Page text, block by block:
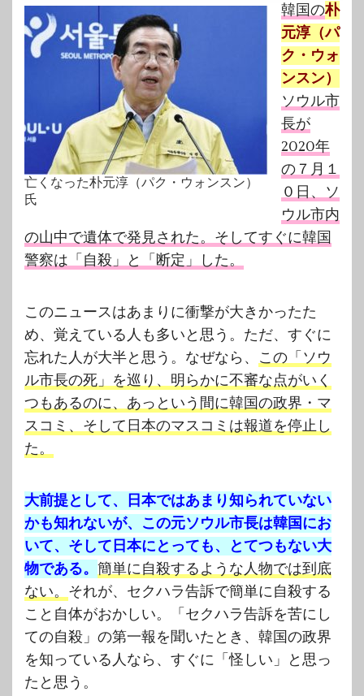
亡くなった朴元淳（パク・ウォンスン）
氏
韓国の朴
元淳（パ
ク・ウォ
ンスン）
ソウル市
長が
2020年
の７月１
０日、ソ
ウル市内
の山中で遺体で発見された。そしてすぐに韓国
警察は「自殺」と「断定」した。
このニュースはあまりに衝撃が大きかったた
め、覚えている人も多いと思う。ただ、すぐに
忘れた人が大半と思う。なぜなら、 この「ソウ
ル市長の死」を巡り、明らかに不審な点がいく
つもあるのに、あっという間に韓国の政界・マ
スコミ、そして日本のマスコミは報道を停止し
た。
大前提として、日本ではあまり知られていない
かも知れないが、この元ソウル市長は韓国にお
いて、そして日本にとっても、とてつもない大
物である。 簡単に自殺するような人物では到底
ない。 それが、セクハラ告訴で簡単に自殺する
こと自体がおかしい。「セクハラ告訴を苦にし
ての自殺」の第一報を聞いたとき、韓国の政界
を知っている人なら、すぐに「怪しい」と思っ
たと思う。